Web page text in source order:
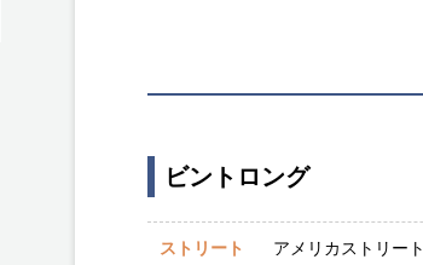
ビントロング
ストリート アメリカストリート